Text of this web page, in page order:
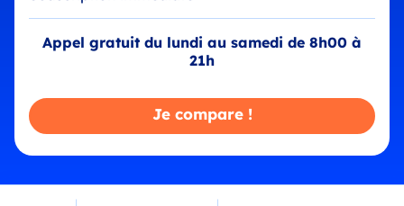
Appel gratuit du lundi au samedi de 8h00 à
21h
Je compare !